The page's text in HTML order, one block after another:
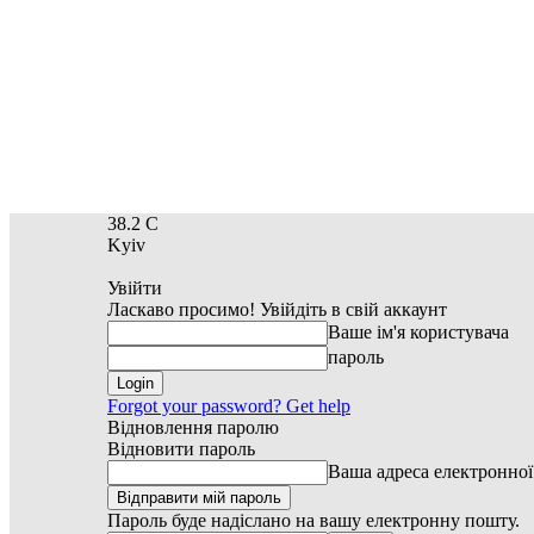
38.2 C
Kyiv
Увійти
Ласкаво просимо! Увійдіть в свій аккаунт
Ваше ім'я користувача
пароль
Forgot your password? Get help
Відновлення паролю
Відновити пароль
Ваша адреса
Пароль буде надіслано на вашу електронну пошту.